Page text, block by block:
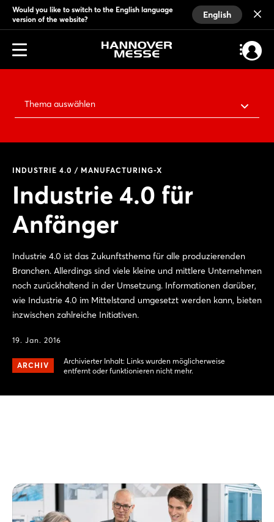
Would you like to switch to the English language
version of the website?
English
Thema auswählen
INDUSTRIE 4.0 / MANUFACTURING-X
Industrie 4.0 für
Anfänger
Industrie 4.0 ist das Zukunftsthema für alle produzierenden
Branchen. Allerdings sind viele kleine und mittlere Unternehmen
noch zurückhaltend in der Umsetzung. Informationen darüber,
wie Industrie 4.0 im Mittelstand umgesetzt werden kann, bieten
inzwischen zahlreiche Initiativen.
19. Jan. 2016
ARCHIV
Archivierter Inhalt: Links wurden möglicherweise
entfernt oder funktionieren nicht mehr.